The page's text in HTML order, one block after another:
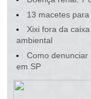
13 macetes
Xixi fora da
ambiental
Como
em SP